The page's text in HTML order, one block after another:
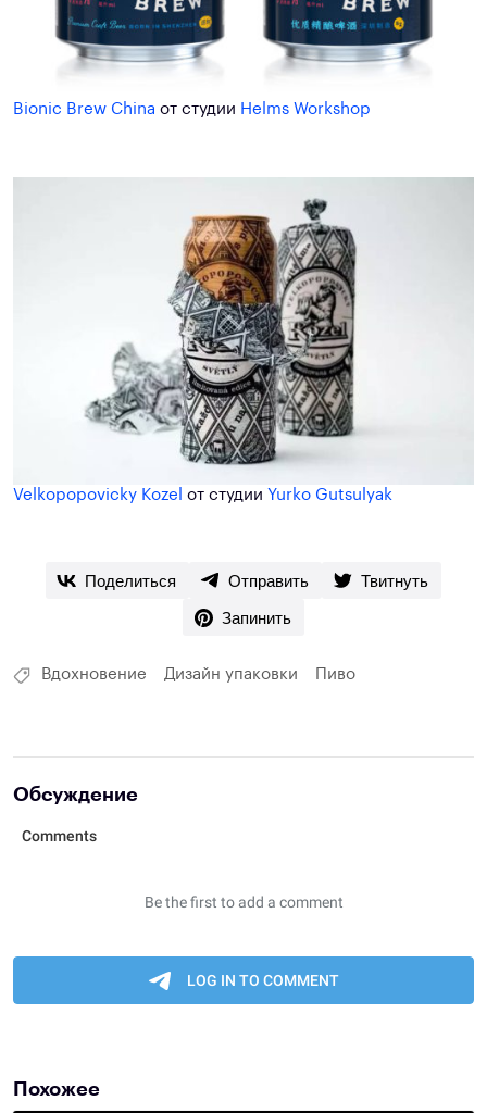
Bionic Brew China от студии Helms Workshop
Velkopopovicky Kozel от студии Yurko Gutsulyak
Поделиться Отправить
Твитнуть
Запинить
Вдохновение Дизайн упаковки Пиво
Обсуждение
Похожее